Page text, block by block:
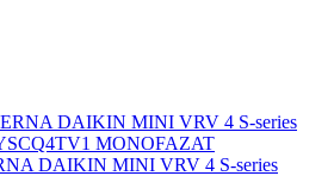
DAIKIN MINI VRV 4 S-series